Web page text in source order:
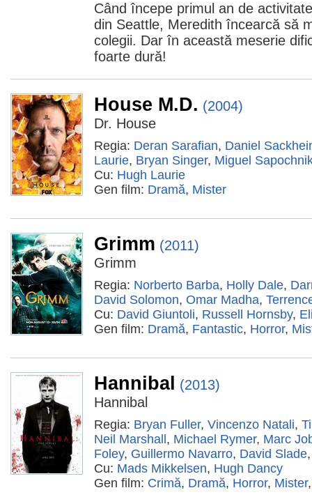
Când începe primul an de
din Seattle, Meredith încearcă să
colegii. Dar în această meserie
foarte dură!
House M.D. (2004)
Dr. House
Regia: Deran Sarafian, Daniel
Laurie, Bryan Singer, Miguel
Cu: Hugh Laurie
Gen film: Dramă, Mister
Grimm (2011)
Grimm
Regia: Norberto Barba, Holly Dale,
David Solomon, Omar Madha,
Cu: David Giuntoli, Russell Hornsby,
Gen film: Dramă, Fantastic, Horror,
Hannibal (2013)
Hannibal
Regia: Bryan Fuller, Vincenzo Natali,
Neil Marshall , Michael Rymer, Marc
Foley, Guillermo Navarro, David Slade
Cu: Mads Mikkelsen, Hugh Dancy
Gen film: Crimă, Dramă, Horror, Mister